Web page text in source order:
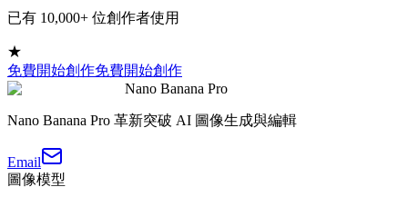
已有 10,000+ 位創作者使用
★
免費開始創作免費開始創作
Nano Banana Pro
Nano Banana Pro 革新突破 AI 圖像生成與編輯
Email
圖像模型